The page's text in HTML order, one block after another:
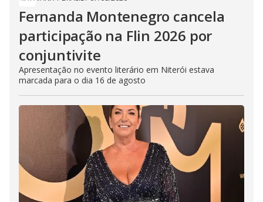
Fernanda Montenegro cancela
participação na Flin 2026 por
conjuntivite
Apresentação no evento literário em Niterói estava
marcada para o dia 16 de agosto